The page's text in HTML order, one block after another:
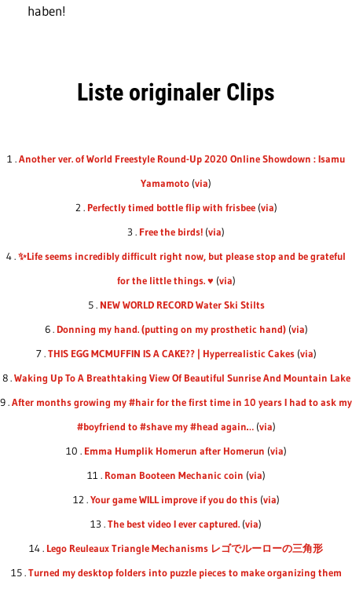
haben!
Liste originaler Clips
1 .Another ver. of World Freestyle Round-Up 2020 Online Showdown : Isamu
Yamamoto (via)
2 . Perfectly timed bottle flip with frisbee (via)
3 . Free the birds! (via)
4 .✨Life seems incredibly difficult right now, but please stop and be grateful
for the little things. ♥️ (via)
5 . NEW WORLD RECORD Water Ski Stilts
6 . Donning my hand. (putting on my prosthetic hand) (via)
7 .THIS EGG MCMUFFIN IS A CAKE?? | Hyperrealistic Cakes (via)
8 .Waking Up To A Breathtaking View Of Beautiful Sunrise And Mountain Lake
9 .After months growing my #hair for the first time in 10 years I had to ask my
#boyfriend to #shave my #head again… (via)
10 . Emma Humplik Homerun after Homerun (via)
11 . Roman Booteen Mechanic coin (via)
12 .Your game WILL improve if you do this (via)
13 .The best video I ever captured. (via)
14 . Lego Reuleaux Triangle Mechanisms レゴでルーローの三角形
15 .Turned my desktop folders into puzzle pieces to make organizing them